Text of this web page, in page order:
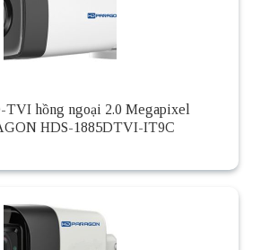
TVI hồng ngoại 2.0 Megapixel
HDS-1885DTVI-IT9C